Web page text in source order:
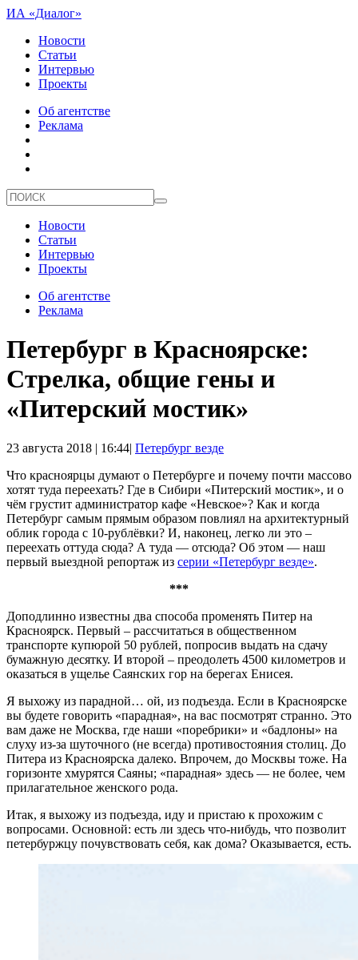
ИА «Диалог»
Новости
Статьи
Интервью
Проекты
Об агентстве
Реклама
Новости
Статьи
Интервью
Проекты
Об агентстве
Реклама
Петербург в Красноярске:
Стрелка, общие гены и
«Питерский мостик»
23 августа 2018 | 16:44| Петербург везде
Что красноярцы думают о Петербурге и почему почти массово
хотят туда переехать? Где в Сибири «Питерский мостик», и о
чём грустит администратор кафе «Невское»? Как и когда
Петербург самым прямым образом повлиял на архитектурный
облик города с 10-рублёвки? И, наконец, легко ли это –
переехать оттуда сюда? А туда — отсюда? Об этом — наш
первый выездной репортаж из серии «Петербург везде».
***
Доподлинно известны два способа променять Питер на
Красноярск. Первый – рассчитаться в общественном
транспорте купюрой 50 рублей, попросив выдать на сдачу
бумажную десятку. И второй – преодолеть 4500 километров и
оказаться в ущелье Саянских гор на берегах Енисея.
Я выхожу из парадной… ой, из подъезда. Если в Красноярске
вы будете говорить «парадная», на вас посмотрят странно. Это
вам даже не Москва, где наши «поребрики» и «бадлоны» на
слуху из-за шуточного (не всегда) противостояния столиц. До
Питера из Красноярска далеко. Впрочем, до Москвы тоже. На
горизонте хмурятся Саяны; «парадная» здесь — не более, чем
прилагательное женского рода.
Итак, я выхожу из подъезда, иду и пристаю к прохожим с
вопросами. Основной: есть ли здесь что-нибудь, что позволит
петербуржцу почувствовать себя, как дома? Оказывается, есть.